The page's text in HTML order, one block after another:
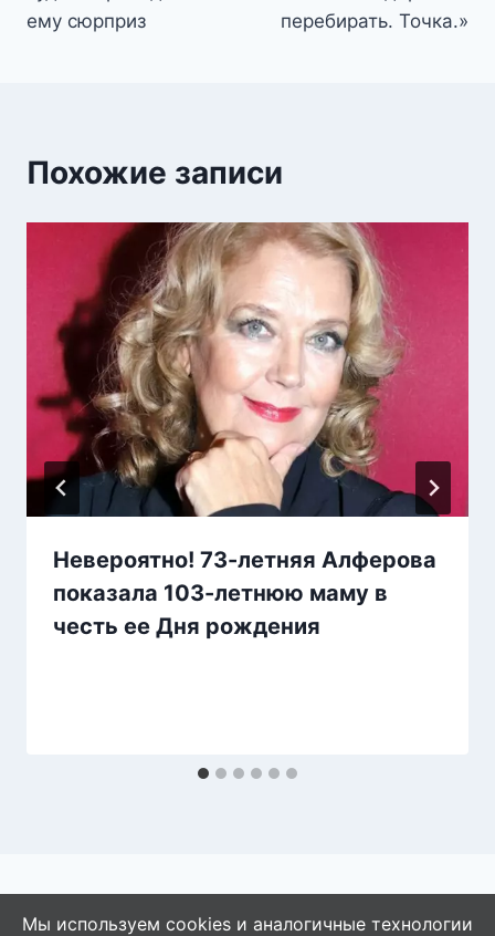
ему сюрприз
перебирать. Точка.»
Похожие записи
Невероятно! 73-летняя Алферова
показала 103-летнюю маму в
честь ее Дня рождения
Мы используем cookies и аналогичные технологии